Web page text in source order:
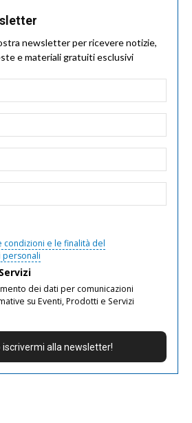
newsletter per ricevere notizie,
e materiali gratuiti esclusivi
condizioni e le finalità del
dei dati per comunicazioni
su Eventi, Prodotti e Servizi